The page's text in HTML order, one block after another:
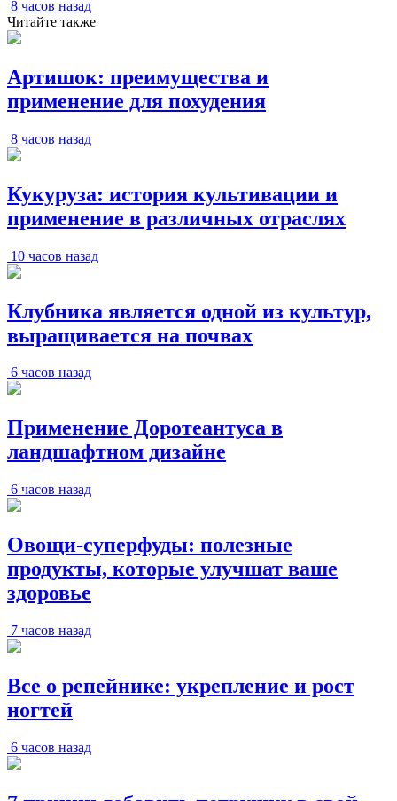
8 часов назад
Читайте также
Артишок: преимущества и
применение для похудения
8 часов назад
Кукуруза: история культивации и
применение в различных отраслях
10 часов назад
Клубника является одной из культур,
выращивается на почвах
6 часов назад
Применение Доротеантуса в
ландшафтном дизайне
6 часов назад
Овощи-суперфуды: полезные
продукты, которые улучшат ваше
здоровье
7 часов назад
Все о репейнике: укрепление и рост
ногтей
6 часов назад